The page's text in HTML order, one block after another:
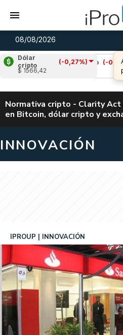
08/08/2026
Dólar
cripto
(-0,27%)
$ 1566,42
Cardano (-0,74%)
ALERTA
Normativa cripto - Clarity
en Bitcoin, dólar cripto y
INNOVACIÓN
IPROUP INNOVACIÓN